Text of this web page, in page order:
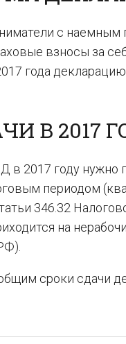
с
взносы за
года
В 2017
2017 году нужно
периодом
346.32
на
сроки сдачи